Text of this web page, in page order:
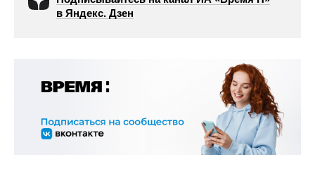
в Яндекс. Дзен